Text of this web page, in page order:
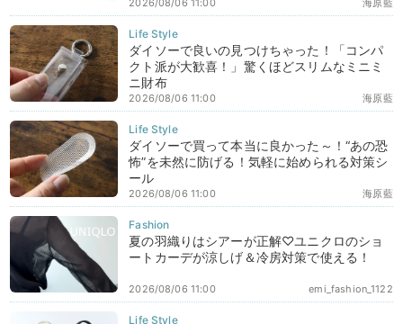
海原藍
2026/08/06 11:00
ダイソーで良いの見つけちゃった！「コンパ
クト派が大歓喜！」驚くほどスリムなミニミ
ニ財布
海原藍
2026/08/06 11:00
ダイソーで買って本当に良かった～！“あの恐
怖”を未然に防げる！気軽に始められる対策シ
ール
海原藍
2026/08/06 11:00
夏の羽織りはシアーが正解♡ユニクロのショ
ートカーデが涼しげ＆冷房対策で使える！
emi_fashion_1122
2026/08/06 11:00